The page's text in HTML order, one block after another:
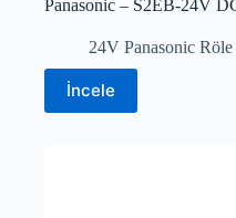
Panasonic – S2EB-24V
24V Panasonic Röle
İncele